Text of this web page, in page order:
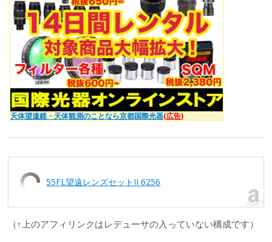
天体望遠鏡・天体観測のことなら京都国際光器(広告)
55FL望遠レンズセットII 6256
（↑上のアフィリンクはレデューサの入っていない構成です）